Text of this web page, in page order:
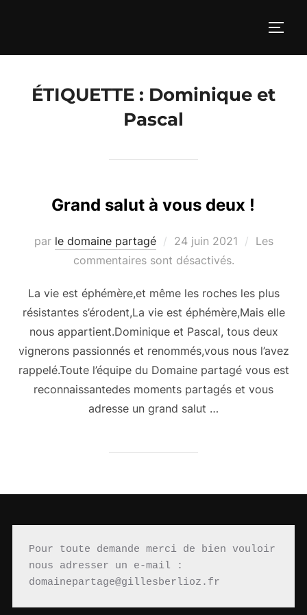
ÉTIQUETTE : Dominique et
Pascal
Grand salut à vous deux !
par le domaine partagé
Publié
le
24 juin 2021
Les
commentaires sont désactivés.
La vie est éphémère,et même les roches les plus
résistantes s’érodent,La vie est éphémère,Mais elle
nous appartient.Dominique et Pascal, tous deux
vignerons passionnés et renommés,vous nous l’avez
rappelé.Toute l’équipe du Domaine partagé vous est
reconnaissantedes moments partagés et vous
adresse un grand salut …
Pour toute demande merci de bien vouloir
nous adresser un e-mail :
domainepartage@gillesberlioz.fr